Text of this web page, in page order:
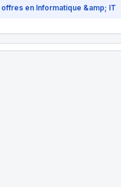
en Informatique &amp; IT